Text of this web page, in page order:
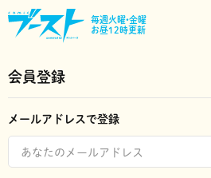
毎週火曜•金曜
お昼12時更新
会員登録
メールアドレスで登録